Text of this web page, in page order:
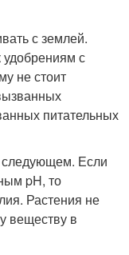
с землей.
удобрениям с
не стоит
питательных
следующем. Если
pH, то
Растения не
веществу в